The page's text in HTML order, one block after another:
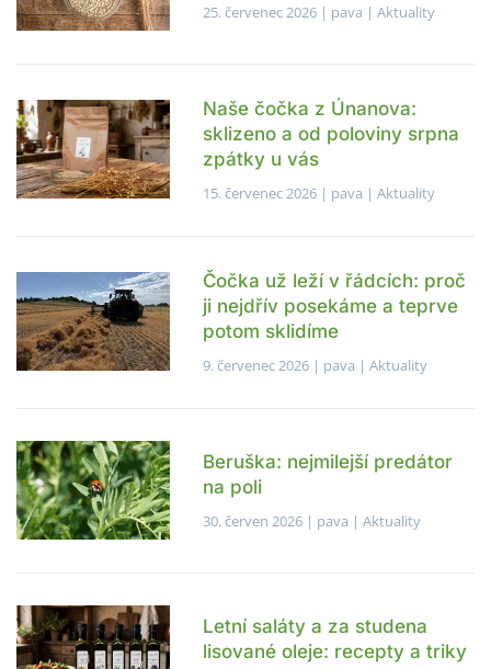
25. červenec 2026 | pava | Aktuality
Naše čočka z Únanova:
sklizeno a od poloviny srpna
zpátky u vás
15. červenec 2026 | pava | Aktuality
Čočka už leží v řádcích: proč
ji nejdřív posekáme a teprve
potom sklidíme
9. červenec 2026 | pava | Aktuality
Beruška: nejmilejší predátor
na poli
30. červen 2026 | pava | Aktuality
Letní saláty a za studena
lisované oleje: recepty a triky